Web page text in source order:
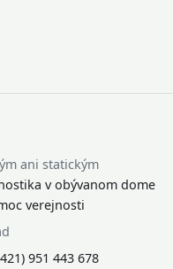
ani statickým
v obývanom dome
verejnosti
951 443 678